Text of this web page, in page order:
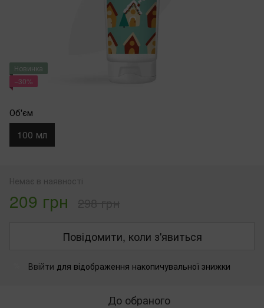
Новинка
−30%
Об'єм
100 мл
Немає в наявності
209 грн
Повідомити, коли з'явиться
Ввійти для відображення накопичувальної знижки
До обраного